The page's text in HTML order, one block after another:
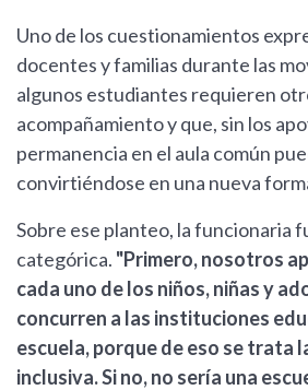
Uno de los cuestionamientos
docentes y familias durante las
algunos estudiantes requieren
acompañamiento y que, sin los
permanencia en el aula común
convirtiéndose en una nueva
Sobre ese planteo, la funcionaria
categórica. "Primero, nosotros
cada uno de los niños, niñas y
concurren a las instituciones
escuela, porque de eso se trata
inclusiva. Si no, no sería una